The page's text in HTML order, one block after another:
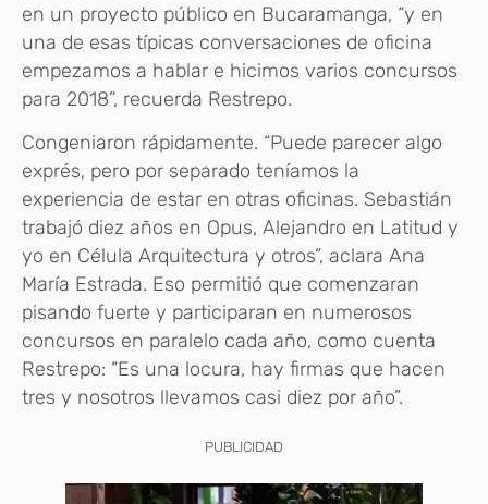
en un proyecto público en Bucaramanga, “y en
una de esas típicas conversaciones de oficina
empezamos a hablar e hicimos varios concursos
para 2018”, recuerda Restrepo.
Congeniaron rápidamente. “Puede parecer algo
exprés, pero por separado teníamos la
experiencia de estar en otras oficinas. Sebastián
trabajó diez años en Opus, Alejandro en Latitud y
yo en Célula Arquitectura y otros”, aclara Ana
María Estrada. Eso permitió que comenzaran
pisando fuerte y participaran en numerosos
concursos en paralelo cada año, como cuenta
Restrepo: “Es una locura, hay firmas que hacen
tres y nosotros llevamos casi diez por año”.
PUBLICIDAD